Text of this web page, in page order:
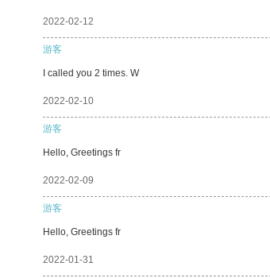
2022-02-12
游客
I called you 2 times. W
2022-02-10
游客
Hello, Greetings fr
2022-02-09
游客
Hello, Greetings fr
2022-01-31